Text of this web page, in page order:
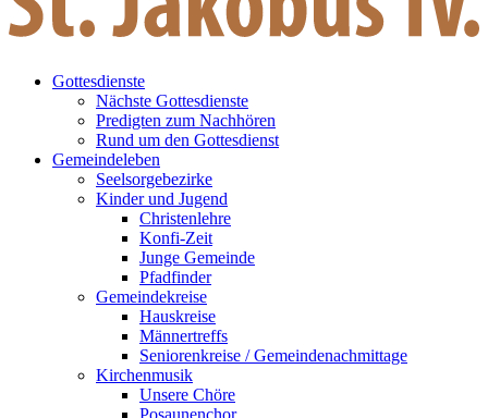
Gottesdienste
Nächste Gottesdienste
Predigten zum Nachhören
Rund um den Gottesdienst
Gemeindeleben
Seelsorgebezirke
Kinder und Jugend
Christenlehre
Konfi-Zeit
Junge Gemeinde
Pfadfinder
Gemeindekreise
Hauskreise
Männertreffs
Seniorenkreise / Gemeindenachmittage
Kirchenmusik
Unsere Chöre